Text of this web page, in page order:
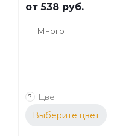
от538 руб.
Много
? Цвет
Выберите цвет